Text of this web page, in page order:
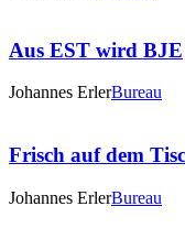
Aus EST wird BJE
Johannes ErlerBureau
Frisch auf dem
Johannes ErlerBureau